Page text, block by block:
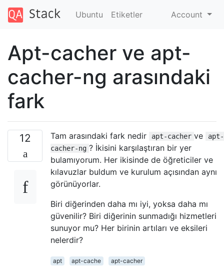
Ubuntu Etiketler Account
Apt-cacher ve apt-
cacher-ng arasındaki
fark
12 Tam arasındaki fark nedir apt-cacher ve
apt-
cacher-ng ? İkisini karşılaştıran bir yer
bulamıyorum. Her ikisinde de öğreticiler ve
kılavuzlar buldum ve kurulum açısından aynı
görünüyorlar.
Biri diğerinden daha mı iyi, yoksa daha mı
güvenilir? Biri diğerinin sunmadığı hizmetleri
sunuyor mu? Her birinin artıları ve eksileri
nelerdir?
apt apt-cache
apt-cacher